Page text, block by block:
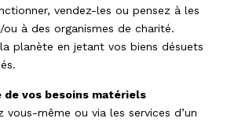
vendez-les ou pensez à les
à des organismes de charité.
planète en jetant vos biens désuets
de vos besoins matériels
vous-même ou via les services d’un